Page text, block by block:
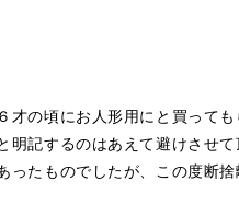
の頃にお人形用にと買っても
明記するのはあえて避けさせ
ったものでしたが、この度断